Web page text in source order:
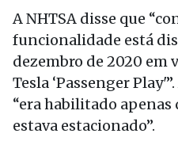
A NHTSA disse que
funcionalidade está
dezembro de 2020 em
Tesla ‘Passenger
“era habilitado apenas
estava estacionado”.